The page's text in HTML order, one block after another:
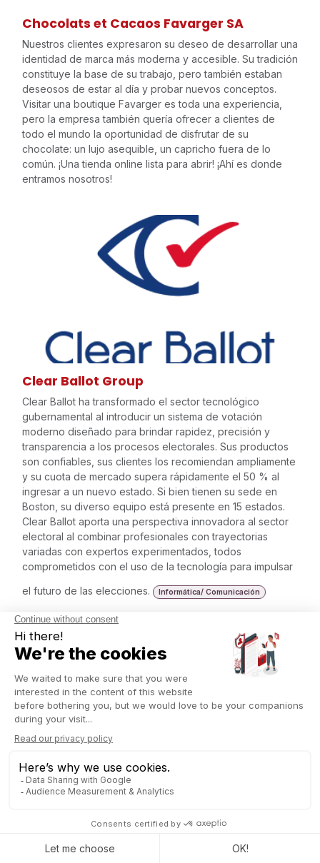
Chocolats et Cacaos Favarger SA
Nuestros clientes expresaron su deseo de desarrollar una
identidad de marca más moderna y accesible. Su tradición
constituye la base de su trabajo, pero también estaban
deseosos de estar al día y probar nuevos conceptos.
Visitar una boutique Favarger es toda una experiencia,
pero la empresa también quería ofrecer a clientes de
todo el mundo la oportunidad de disfrutar de su
chocolate: un lujo asequible, un capricho fuera de lo
común. ¡Una tienda online lista para abrir! ¡Ahí es donde
entramos nosotros!
Clear Ballot Group
Clear Ballot ha transformado el sector tecnológico
gubernamental al introducir un sistema de votación
moderno diseñado para brindar rapidez, precisión y
transparencia a los procesos electorales. Sus productos
son confiables, sus clientes los recomiendan ampliamente
y su cuota de mercado supera rápidamente el 50 % al
ingresar a un nuevo estado. Si bien tienen su sede en
Boston, su diverso equipo está presente en 15 estados.
Clear Ballot aporta una perspectiva innovadora al sector
electoral al combinar profesionales con trayectorias
variadas con expertos experimentados, todos
comprometidos con el uso de la tecnología para impulsar
el futuro de las elecciones.
Informática/ Comunicación
Cluster for Logistics
fortalecen la posición del país como centro logístico
intercontinental en Europa. Su compromiso es servir,